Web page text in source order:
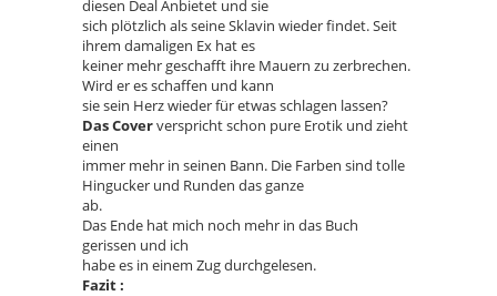
diesen Deal Anbietet und sie
sich plötzlich als seine Sklavin wieder findet. Seit
ihrem damaligen Ex hat es
keiner mehr geschafft ihre Mauern zu zerbrechen.
Wird er es schaffen und kann
sie sein Herz wieder für etwas schlagen lassen?
Das Coververspricht schon pure Erotik und zieht
einen
immer mehr in seinen Bann. Die Farben sind tolle
Hingucker und Runden das ganze
ab.
Das Ende hat mich noch mehr in das Buch
gerissen und ich
habe es in einem Zug durchgelesen.
Fazit :